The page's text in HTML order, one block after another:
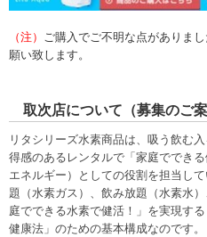
（注） ご購入でご不明な点がありまし
願い致します。
取次店について（募集のご案
リタシリーズ水素商品は、吸う飲む
得感のあるレンタルで「家庭ででき
エネルギー）としての役割を担当し
題（水素ガス）、飲み放題（水素水
庭でできる水素で健活！」を実現す
健康法」のための基本構成なのです。